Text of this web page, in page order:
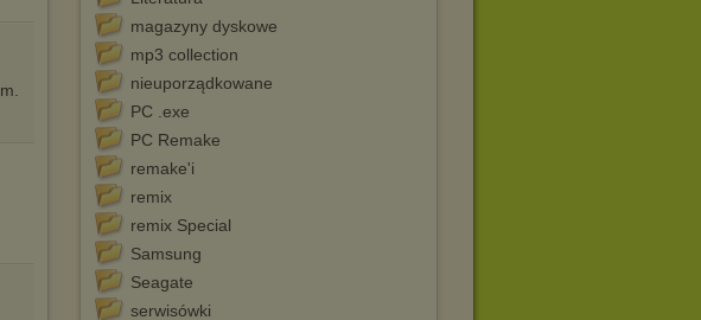
Ci reklama nie
będzie to reklama
internetowej w
plików cookies na
pliki cookies,
przeglądarki
pod adresem
magazyny dyskowe
mp3 collection
nieuporządkowane
PC .exe
PC Remake
remake'i
remix
remix Special
Samsung
Seagate
serwisówki